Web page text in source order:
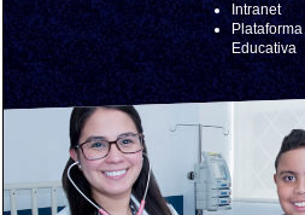
Intranet
Plataforma
Educativa